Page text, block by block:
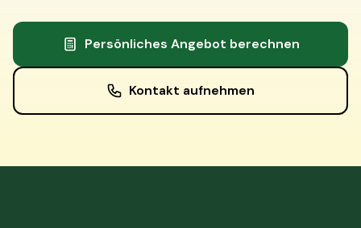
Persönliches Angebot berechnen
Kontakt aufnehmen